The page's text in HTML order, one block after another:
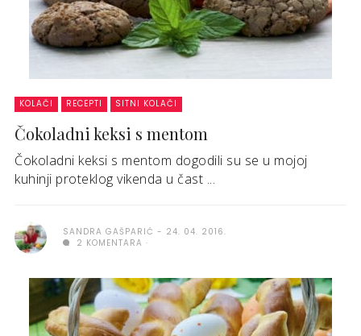
KOLAČI RECEPTI SITNI KOLAČI
Čokoladni keksi s mentom
Čokoladni keksi s mentom dogodili su se u mojoj
kuhinji proteklog vikenda u čast ...
SANDRA GAŠPARIĆ
24. 04. 2016.
2 KOMENTARA